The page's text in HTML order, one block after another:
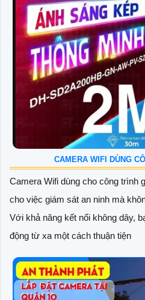
CAMERA WIFI DÙNG
Camera Wifi dùng cho công trình
cho việc giám sát an ninh mà
Với khả năng kết nối không dây,
động từ xa một cách thuận tiện